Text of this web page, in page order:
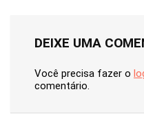
DEIXE UMA
Você precisa fazer o
comentário.